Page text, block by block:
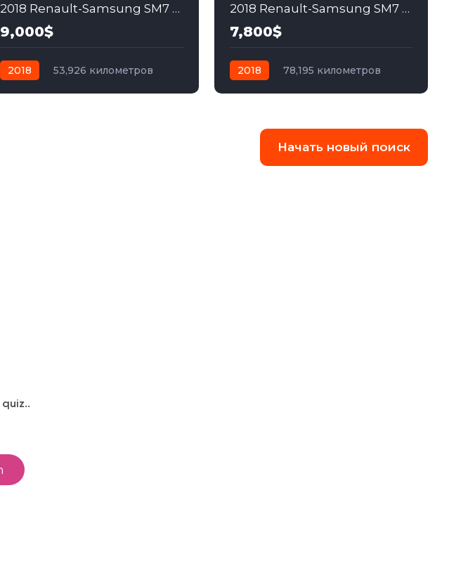
2018 Renault-Samsung SM7 2.5
9,000$
2018
53,926 километров
2018 Renault-Samsung SM7 2.0
7,800$
2018
78,195 километров
Начать новый поиск